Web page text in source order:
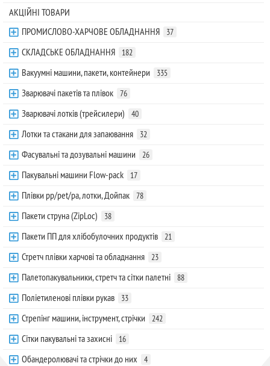
АКЦІЙНІ ТОВАРИ
ПРОМИСЛОВО-ХАРЧОВЕ ОБЛАДНАННЯ
37
СКЛАДСЬКЕ ОБЛАДНАННЯ 182
Вакуумні машини, пакети, контейнери 335
Зварювачі пакетів та плівок 76
Зварювачі лотків (трейсилери) 40
Лотки та стакани для запаювання 32
Фасувальні та дозувальні машини 26
Пакувальні машини Flow-pack 17
Плівки pp/pet/pa, лотки, Дойпак 78
Пакети струна (ZipLoc) 38
Пакети ПП для хлібобулочних продуктів 21
Стретч плівки харчові та обладнання 23
Палетопакувальники, стретч та сітки палетні 88
Поліетиленові плівки рукав 33
Стрепінг машини, інструмент, стрічки 242
Сітки пакувальні та захисні 16
Обандеролювачі та стрічки до них 4